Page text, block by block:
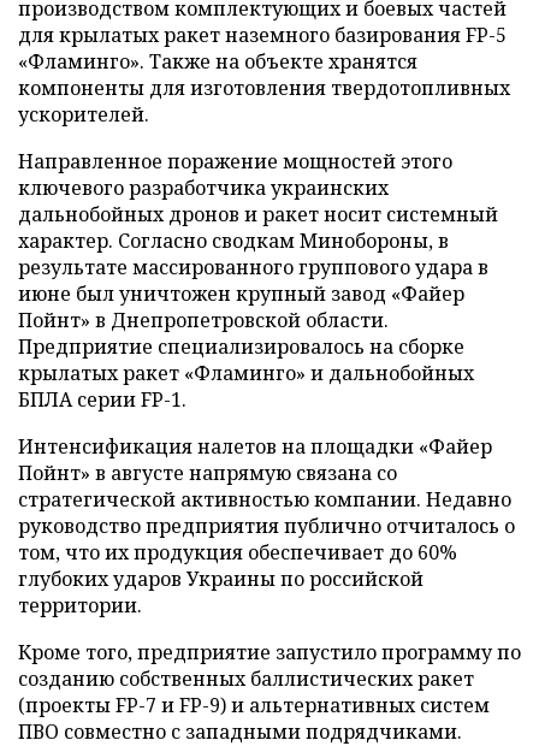
производством комплектующих и боевых частей
для крылатых ракет наземного базирования FP-5
«Фламинго». Также на объекте хранятся
компоненты для изготовления твердотопливных
ускорителей.
Направленное поражение мощностей этого
ключевого разработчика украинских
дальнобойных дронов и ракет носит системный
характер. Согласно сводкам Минобороны, в
результате массированного группового удара в
июне был уничтожен крупный завод «Файер
Пойнт» в Днепропетровской области.
Предприятие специализировалось на сборке
крылатых ракет «Фламинго» и дальнобойных
БПЛА серии FP-1.
Интенсификация налетов на площадки «Файер
Пойнт» в августе напрямую связана со
стратегической активностью компании. Недавно
руководство предприятия публично отчиталось о
том, что их продукция обеспечивает до 60%
глубоких ударов Украины по российской
территории.
Кроме того, предприятие запустило программу по
созданию собственных баллистических ракет
(проекты FP-7 и FP-9) и альтернативных систем
ПВО совместно с западными подрядчиками.